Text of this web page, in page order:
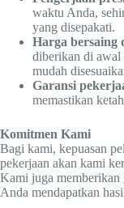
waktu Anda,
yang disepakati.
Harga bersaing
diberikan di awal
mudah
Garansi
memastikan
Komitmen Kami
Bagi kami, kepuasan
pekerjaan akan kami
Kami juga memberikan
Anda mendapatkan